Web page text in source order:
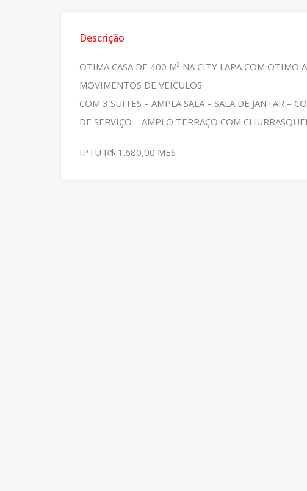
Descrição
OTIMA CASA DE 400 M² NA CITY LAPA COM OTIMO
MOVIMENTOS DE VEICULOS
COM 3 SUITES – AMPLA SALA – SALA DE JANTAR –
DE SERVIÇO – AMPLO TERRAÇO COM
IPTU R$ 1.680,00 MES